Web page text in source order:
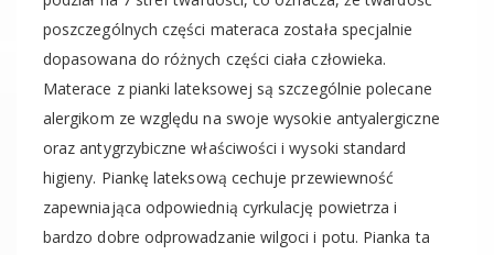
poszczególnych części materaca została specjalnie
dopasowana do różnych części ciała człowieka.
Materace z pianki lateksowej są szczególnie polecane
alergikom ze względu na swoje wysokie antyalergiczne
oraz antygrzybiczne właściwości i wysoki standard
higieny. Piankę lateksową cechuje przewiewność
zapewniająca odpowiednią cyrkulację powietrza i
bardzo dobre odprowadzanie wilgoci i potu. Pianka ta